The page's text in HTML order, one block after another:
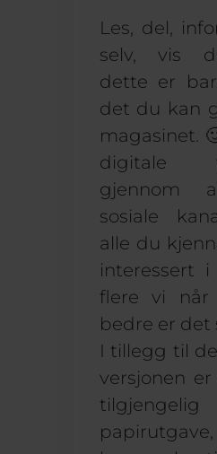
Les, del,
selv, vis
dette er
det du kan
magasinet.
digitale
gjennom
sosiale
alle du
interessert i
flere vi
bedre er det
I tillegg til
versjonen